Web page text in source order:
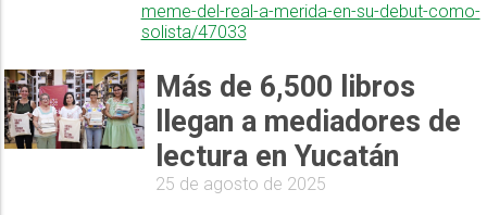
meme-del-real-a-merida-en-su-debut-como-
solista/47033
Más de 6,500 libros
llegan a mediadores de
lectura en Yucatán
25 de agosto de 2025